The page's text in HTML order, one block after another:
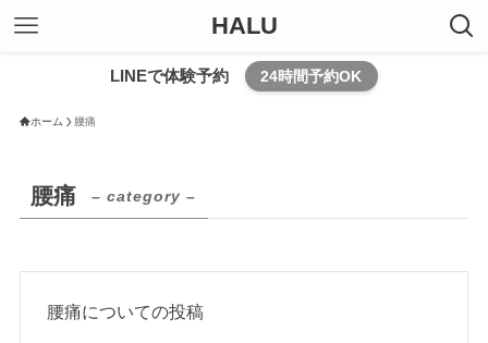
HALU
LINEで体験予約 24時間予約OK
ホーム 腰痛
腰痛 – category –
腰痛についての投稿